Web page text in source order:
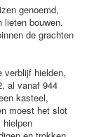
genoemd,
lieten bouwen.
de grachten
verblijf hielden,
al vanaf 944
kasteel,
moest het slot
hielpen